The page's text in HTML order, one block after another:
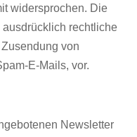
widersprochen. Die
rechtliche
von
E-Mails, vor.
Newsletter